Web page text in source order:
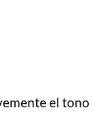
el tono